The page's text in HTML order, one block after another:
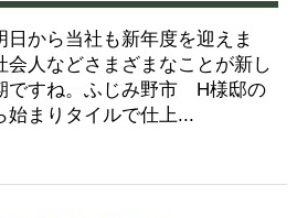
から当社も新年度を迎えま
会人などさまざまなことが新し
ですね。ふじみ野市 H様邸の
始まりタイルで仕上...